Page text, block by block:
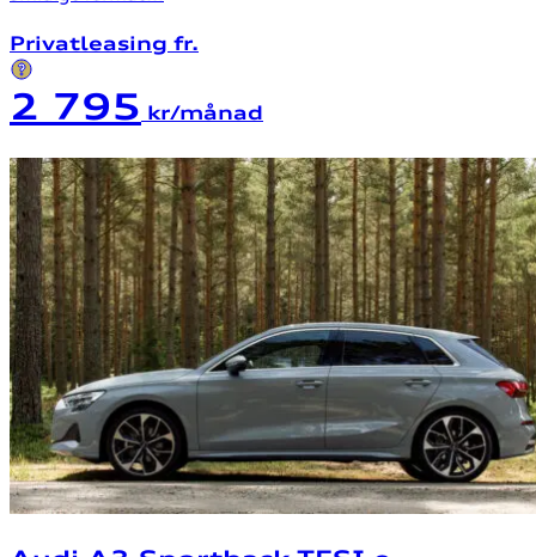
Privatleasing fr.
2 795 kr/månad